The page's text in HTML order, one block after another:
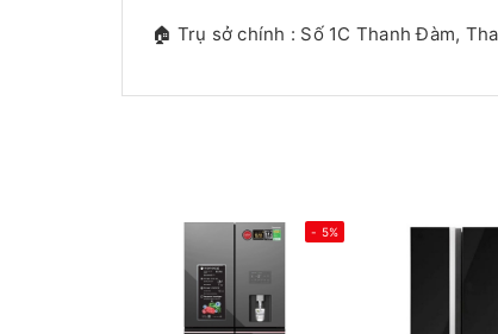
🏠 Trụ sở chính : Số 1C Thanh Đàm,
- 5%